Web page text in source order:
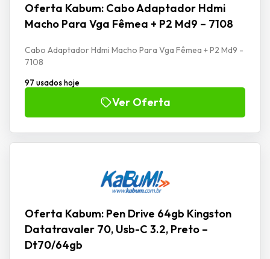
Oferta Kabum: Cabo Adaptador Hdmi
Macho Para Vga Fêmea + P2 Md9 – 7108
Cabo Adaptador Hdmi Macho Para Vga Fêmea + P2 Md9 -
7108
97 usados hoje
Ver Oferta
Oferta Kabum: Pen Drive 64gb Kingston
Datatravaler 70, Usb-C 3.2, Preto –
Dt70/64gb